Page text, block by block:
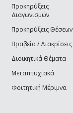
Προκηρύξεις
Διαγωνισμών
Προκηρύξεις Θέσεων
Βραβεία / Διακρίσεις
Διοικητικά Θέματα
Μεταπτυχιακά
Φοιτητική Μέριμνα